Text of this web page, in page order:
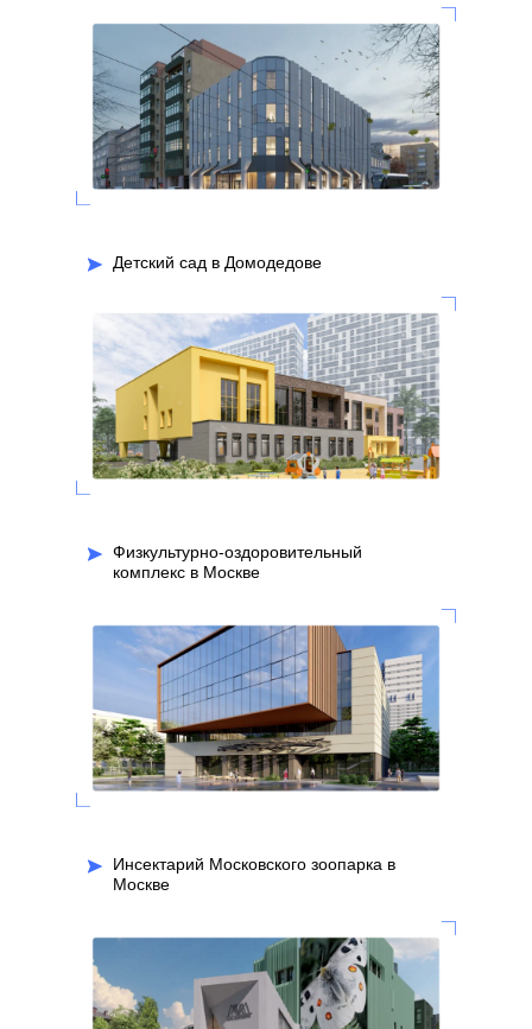
Детский сад в Домодедове
Физкультурно-оздоровительный
комплекс в Москве
Инсектарий Московского зоопарка в
Москве